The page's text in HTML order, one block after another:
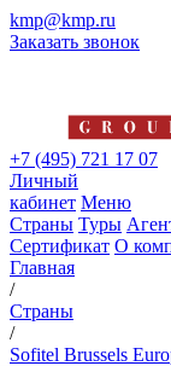
kmp@kmp.ru
Заказать звонок
+7 (495) 721 17 07
Личный
кабинет Меню
Страны Туры
Сертификат О
Главная
/
Страны
/
Sofitel Brussels